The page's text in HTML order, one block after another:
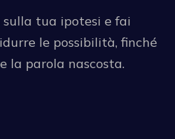
tua ipotesi e fai
le possibilità, finché
la parola nascosta.